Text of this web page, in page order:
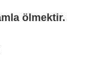
ölmektir.